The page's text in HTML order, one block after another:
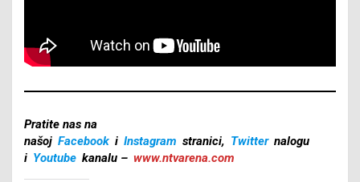
Pratite nas na
našoj Facebook i Instagram stranici, Twitter nalogu
i Youtube kanalu – www.ntvarena.com